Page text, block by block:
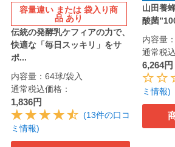
容量違い または 袋入り商
品 あり
伝統の発酵乳ケフィアの力で、
快適な「毎日スッキリ」をサ
ポ...
内容量：64球/袋入
通常税込価格：
1,836円
(13件の口コ
ミ情報)
山田養
酸菌
内容量
通常税
6,264円
ミ情報)